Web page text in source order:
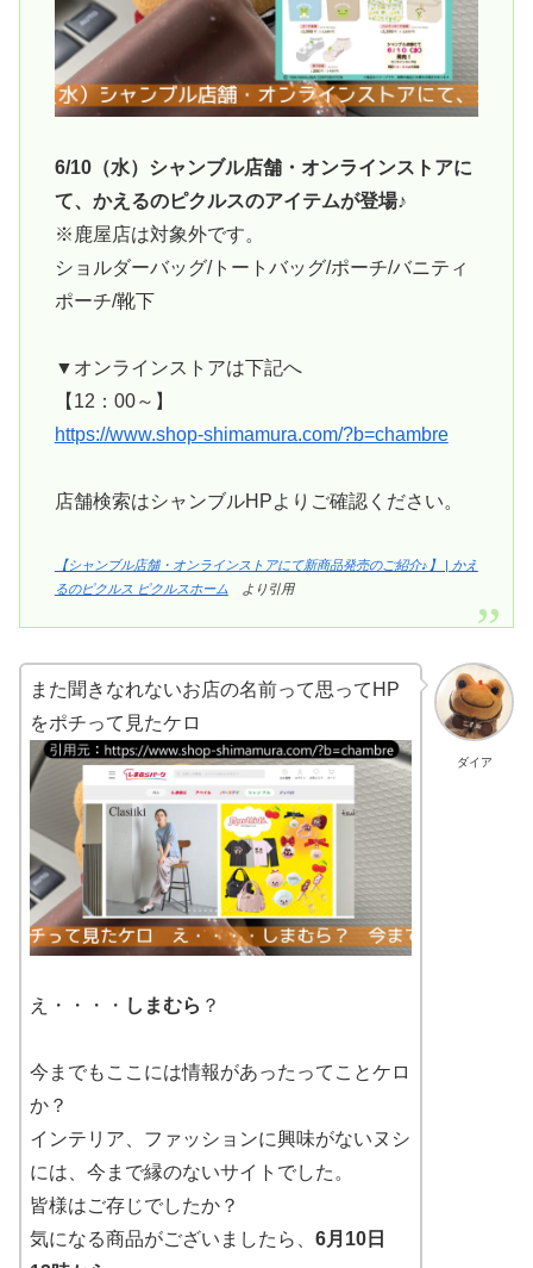
6/10（水）シャンブル店舗・オンラインストアに
て、かえるのピクルスのアイテムが登場♪
※鹿屋店は対象外です。
ショルダーバッグ/トートバッグ/ポーチ/バニティ
ポーチ/靴下
▼オンラインストアは下記へ
【12：00～】
https://www.shop-shimamura.com/?b=chambre
店舗検索はシャンブルHPよりご確認ください。
【シャンブル店舗・オンラインストアにて新商品発売のご紹介♪】 | かえ
るのピクルス ピクルスホーム より引用
ダイア
また聞きなれないお店の名前って思ってHP
をポチって見たケロ
え・・・・ しまむら ？
今までもここには情報があったってことケロ
か？
インテリア、ファッションに興味がないヌシ
には、今まで縁のないサイトでした。
皆様はご存じでしたか？
気になる商品がございましたら、 6月10日